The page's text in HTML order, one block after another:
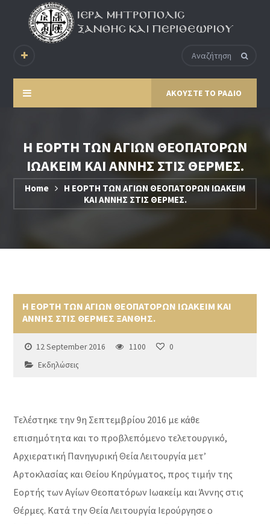
ΑΚΟΥΣΤΕ ΤΟ ΡΑΔΙΟ
Η ΕΟΡΤΗ ΤΩΝ ΑΓΙΩΝ ΘΕΟΠΑΤΟΡΩΝ
ΙΩΑΚΕΙΜ ΚΑΙ ΑΝΝΗΣ ΣΤΙΣ ΘΕΡΜΕΣ.
Home
Η ΕΟΡΤΗ ΤΩΝ ΑΓΙΩΝ ΘΕΟΠΑΤΟΡΩΝ ΙΩΑΚΕΙΜ
ΚΑΙ ΑΝΝΗΣ ΣΤΙΣ ΘΕΡΜΕΣ.
Η ΕΟΡΤΗ ΤΩΝ ΑΓΙΩΝ ΘΕΟΠΑΤΟΡΩΝ ΙΩΑΚΕΙΜ ΚΑΙ
ΑΝΝΗΣ ΣΤΙΣ ΘΕΡΜΕΣ ΞΑΝΘΗΣ.
12 September 2016 1100
0
Εκδηλώσεις
Τελέστηκε την 9η Σεπτεμβρίου 2016 με κάθε
επισημότητα και το προβλεπόμενο τελετουργικό,
Αρχιερατική Πανηγυρική Θεία Λειτουργία μετ’
Αρτοκλασίας και Θείου Κηρύγματος, προς τιμήν της
Εορτής των Αγίων Θεοπατόρων Ιωακείμ και Άννης στις
Θέρμες. Κατά την Θεία Λειτουργία Ιερούργησε ο